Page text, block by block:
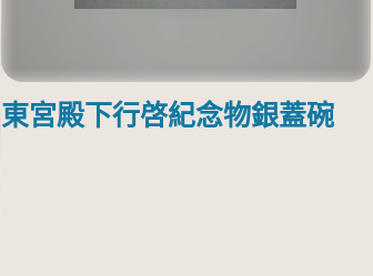
東宮殿下行啓紀念物銀蓋碗